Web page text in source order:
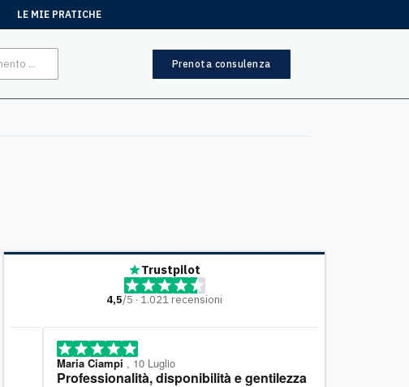
LE MIE PRATICHE
Prenota consulenza
Trustpilot
4,5/5 · 1.021 recensioni
Maria Ciampi , 10 Luglio
Professionalità, disponibilità e gentilezza